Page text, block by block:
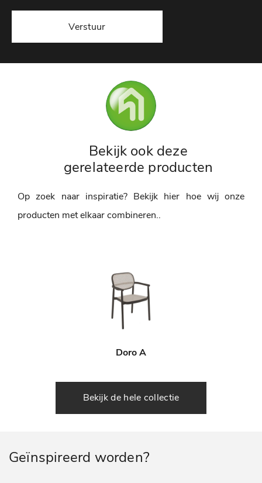
Verstuur
Bekijk ook deze
gerelateerde producten
Op zoek naar inspiratie? Bekijk hier hoe wij onze
producten met elkaar combineren..
Doro A
Bekijk de hele collectie
Geïnspireerd worden?